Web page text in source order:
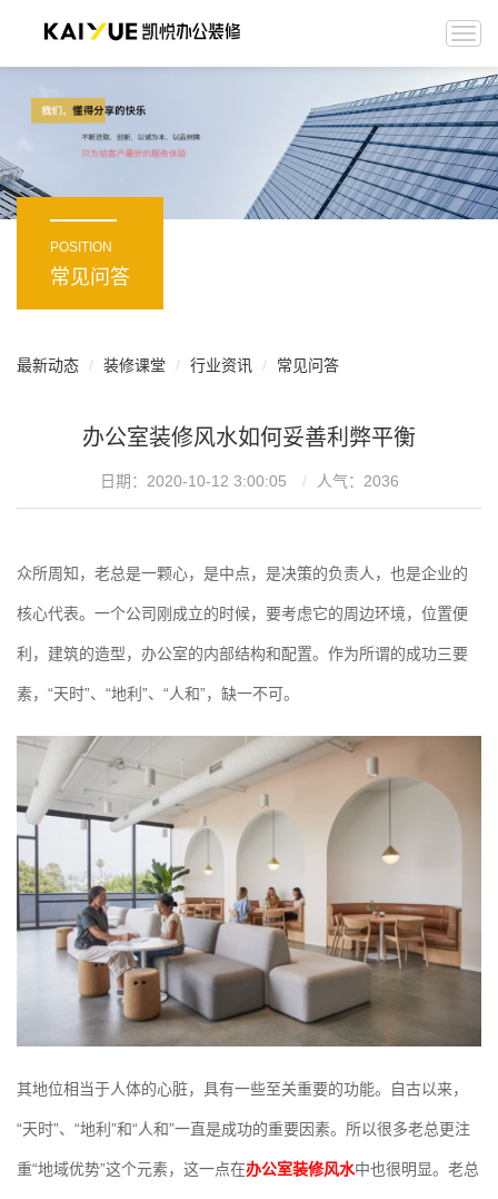
POSITION
常见问答
最新动态 装修课堂 行业资讯 常见问答
办公室装修风水如何妥善利弊平衡
日期：2020-10-12 3:00:05 人气： 2036
众所周知，老总是一颗心，是中点，是决策的负责人，也是企业的
核心代表。一个公司刚成立的时候，要考虑它的周边环境，位置便
利，建筑的造型，办公室的内部结构和配置。作为所谓的成功三要
素，“天时”、“地利”、“人和”，缺一不可。
其地位相当于人体的心脏，具有一些至关重要的功能。自古以来，
“天时”、“地利”和“人和”一直是成功的重要因素。所以很多老总更注
重“地域优势”这个元素，这一点在办公室装修风水中也很明显。老总